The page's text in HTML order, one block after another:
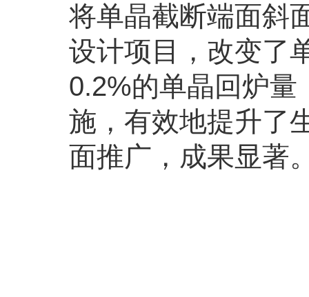
将单晶截断端面斜
设计项目，改变了
0.2%的单晶回炉量
施，有效地提升了
面推广，成果显著